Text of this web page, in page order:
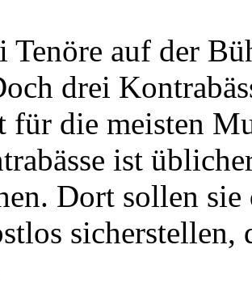
Tenöre auf der
drei
für die meisten
ist
Dort sollen
sicherstellen,